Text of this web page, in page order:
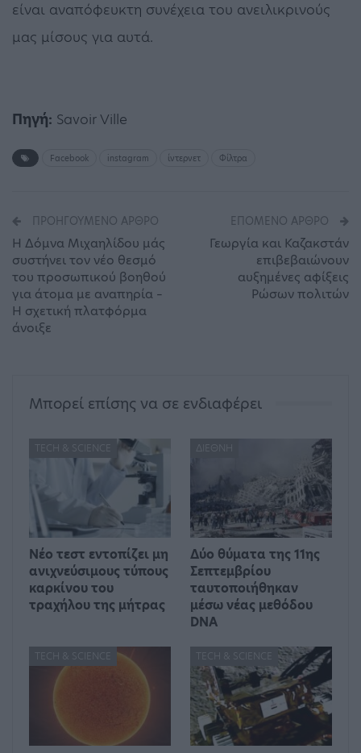
είναι αναπόφευκτη συνέχεια του ανειλικρινούς
μας μίσους για αυτά.
Πηγή: Savoir Ville
Facebook instagram ίντερνετ Φίλτρα
ΠΡΟΗΓΟΎΜΕΝΟ ΆΡΘΡΟ
Η Δόμνα Μιχαηλίδου μάς
συστήνει τον νέο θεσμό
του προσωπικού βοηθού
για άτομα με αναπηρία –
Η σχετική πλατφόρμα
άνοιξε
ΕΠΌΜΕΝΟ ΆΡΘΡΟ
Γεωργία και Καζακστάν
επιβεβαιώνουν
αυξημένες αφίξεις
Ρώσων πολιτών
Μπορεί επίσης να σε ενδιαφέρει
TECH & SCIENCE
Νέο τεστ εντοπίζει μη
ανιχνεύσιμους τύπους
καρκίνου του
τραχήλου της μήτρας
ΔΙΕΘΝΉ
Δύο θύματα της 11ης
Σεπτεμβρίου
ταυτοποιήθηκαν
μέσω νέας μεθόδου
DNA
TECH & SCIENCE TECH & SCIENCE